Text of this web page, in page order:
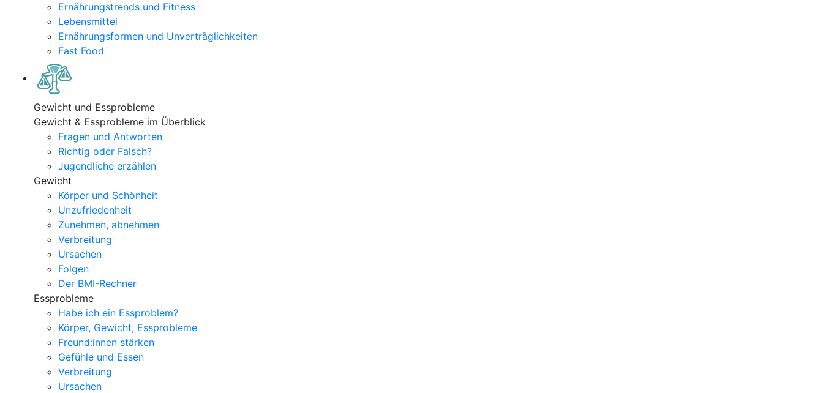
Ernährungstrends und Fitness
Lebensmittel
Ernährungsformen und Unverträglichkeiten
Fast Food
Gewicht und Essprobleme
Gewicht & Essprobleme im Überblick
Fragen und Antworten
Richtig oder Falsch?
Jugendliche erzählen
Gewicht
Körper und Schönheit
Unzufriedenheit
Zunehmen, abnehmen
Verbreitung
Ursachen
Folgen
Der BMI-Rechner
Essprobleme
Habe ich ein Essproblem?
Körper, Gewicht, Essprobleme
Freund:innen stärken
Gefühle und Essen
Verbreitung
Ursachen